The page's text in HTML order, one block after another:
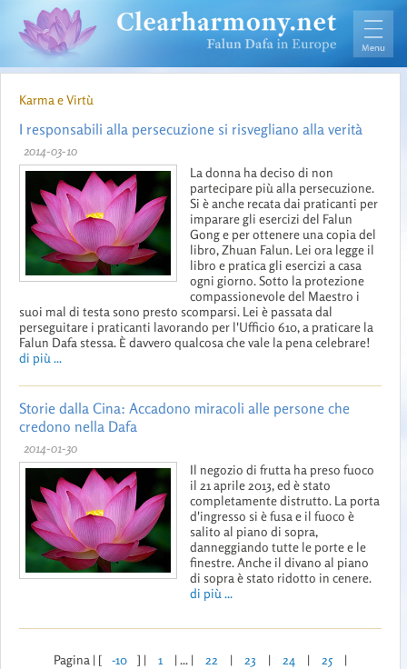
Karma e Virtù
I responsabili alla persecuzione si risvegliano alla verità
2014-03-10
La donna ha deciso di non
partecipare più alla persecuzione.
Si è anche recata dai praticanti per
imparare gli esercizi del Falun
Gong e per ottenere una copia del
libro, Zhuan Falun. Lei ora legge il
libro e pratica gli esercizi a casa
ogni giorno. Sotto la protezione
compassionevole del Maestro i
suoi mal di testa sono presto scomparsi. Lei è passata dal
perseguitare i praticanti lavorando per l'Ufficio 610, a praticare la
Falun Dafa stessa. È davvero qualcosa che vale la pena celebrare!
di più ...
Storie dalla Cina: Accadono miracoli alle persone che
credono nella Dafa
2014-01-30
Il negozio di frutta ha preso fuoco
il 21 aprile 2013, ed è stato
completamente distrutto. La porta
d'ingresso si è fusa e il fuoco è
salito al piano di sopra,
danneggiando tutte le porte e le
finestre. Anche il divano al piano
di sopra è stato ridotto in cenere.
di più ...
Pagina | [ -10 ] | 1 | ... | 22 | 23 | 24 | 25 |